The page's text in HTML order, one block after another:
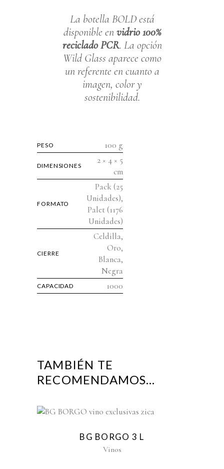
La botella BOLD está
disponible envidrio 100%
reciclado PCR. La opción
Wild Glass aparece como
un referente en cuanto a
imagen, color y
sostenibilidad.
PESO 100 g
DIMENSIONES
2 × 4 × 5
cm
FORMATO
Pack (25
Unidades),
Palet (1176
Unidades)
CIERRE
Celdilla,
Oro,
Blanca,
Negra
CAPACIDAD 1000
TAMBIÉN TE
RECOMENDAMOS…
BG BORGO 3 L
Vinos